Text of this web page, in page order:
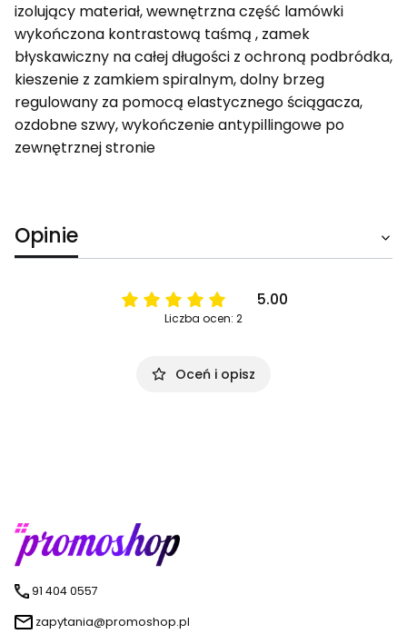
izolujący materiał, wewnętrzna część lamówki
wykończona kontrastową taśmą , zamek
błyskawiczny na całej długości z ochroną podbródka,
kieszenie z zamkiem spiralnym, dolny brzeg
regulowany za pomocą elastycznego ściągacza,
ozdobne szwy, wykończenie antypillingowe po
zewnętrznej stronie
Opinie
5.00
Liczba ocen: 2
Oceń i opisz
91 404 0557
zapytania@promoshop.pl